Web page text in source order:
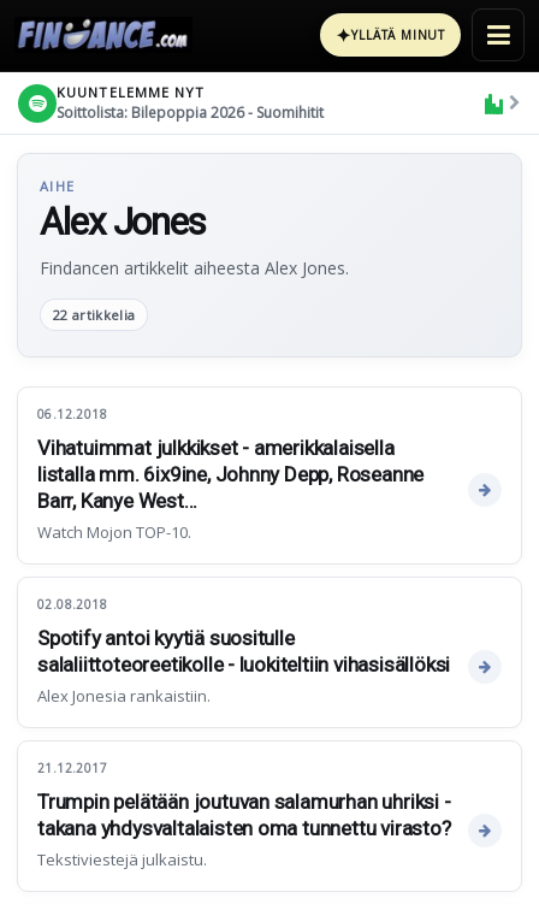
✦YLLÄTÄ MINUT
KUUNTELEMME NYT
Soittolista: Bilepoppia 2026 - Suomihitit
AIHE
Alex Jones
Findancen artikkelit aiheesta Alex Jones.
22 artikkelia
06.12.2018
Vihatuimmat julkkikset - amerikkalaisella
listalla mm. 6ix9ine, Johnny Depp, Roseanne
Barr, Kanye West...
Watch Mojon TOP-10.
02.08.2018
Spotify antoi kyytiä suositulle
salaliittoteoreetikolle - luokiteltiin vihasisällöksi
Alex Jonesia rankaistiin.
21.12.2017
Trumpin pelätään joutuvan salamurhan uhriksi -
takana yhdysvaltalaisten oma tunnettu virasto?
Tekstiviestejä julkaistu.